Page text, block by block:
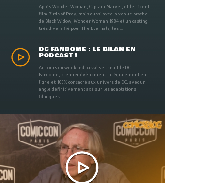
Après Wonder Woman, Captain Marvel, et le récent
film Birds of Prey, mais aussi avec la venue proche
de Black Widow, Wonder Woman 1984 et un casting
très diversifié pour The Eternals, les ...
DC FANDOME : LE BILAN EN
PODCAST !
Au cours du weekend passé se tenait le DC
Fandome, premier évènement intégralement en
ligne et 100% consacré aux univers de DC, avec un
angle définitivement axé sur les adaptations
filmiques ...